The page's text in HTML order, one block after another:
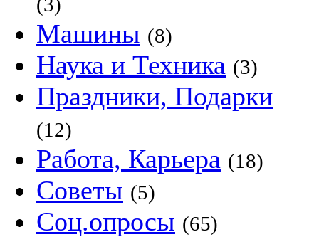
Машины (8)
Наука и Техника (3)
Праздники, Подарки
(12)
Работа, Карьера (18)
Советы (5)
Соц.опросы (65)